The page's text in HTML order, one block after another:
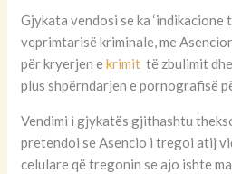
Gjykata vendosi se ka ‘indikacione
veprimtarisë kriminale, me
për kryerjen ekrimit të zbulimit
plus shpërndarjen e pornografisë
Vendimi i gjykatës gjithashtu
pretendoi se Asencio i tregoi atij
celulare që tregonin se ajo ishte